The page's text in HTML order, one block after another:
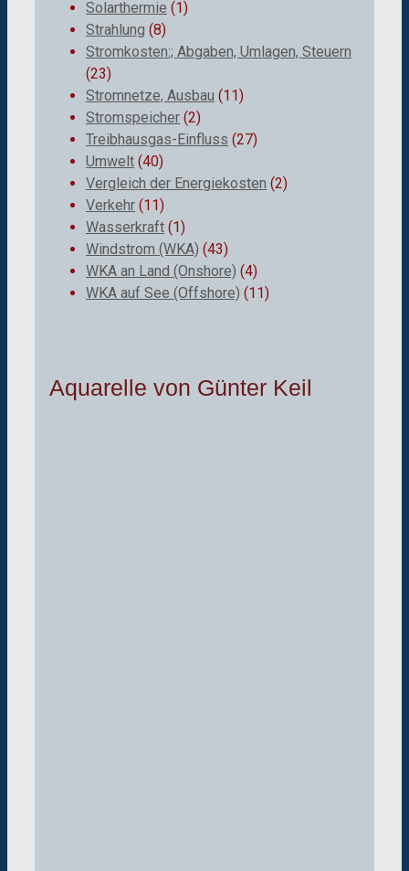
Solarthermie (1)
Strahlung (8)
Stromkosten:; Abgaben, Umlagen, Steuern
(23)
Stromnetze, Ausbau (11)
Stromspeicher (2)
Treibhausgas-Einfluss (27)
Umwelt (40)
Vergleich der Energiekosten (2)
Verkehr (11)
Wasserkraft (1)
Windstrom (WKA) (43)
WKA an Land (Onshore) (4)
WKA auf See (Offshore) (11)
Aquarelle von Günter Keil